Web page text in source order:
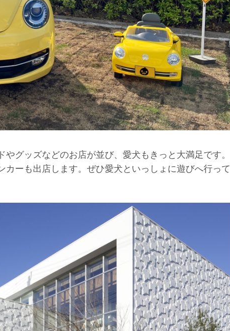
グッズなどのお店が並び、愛犬もきっと大満足です。
カーも出店します。ぜひ愛犬といっしょに遊びへ行って